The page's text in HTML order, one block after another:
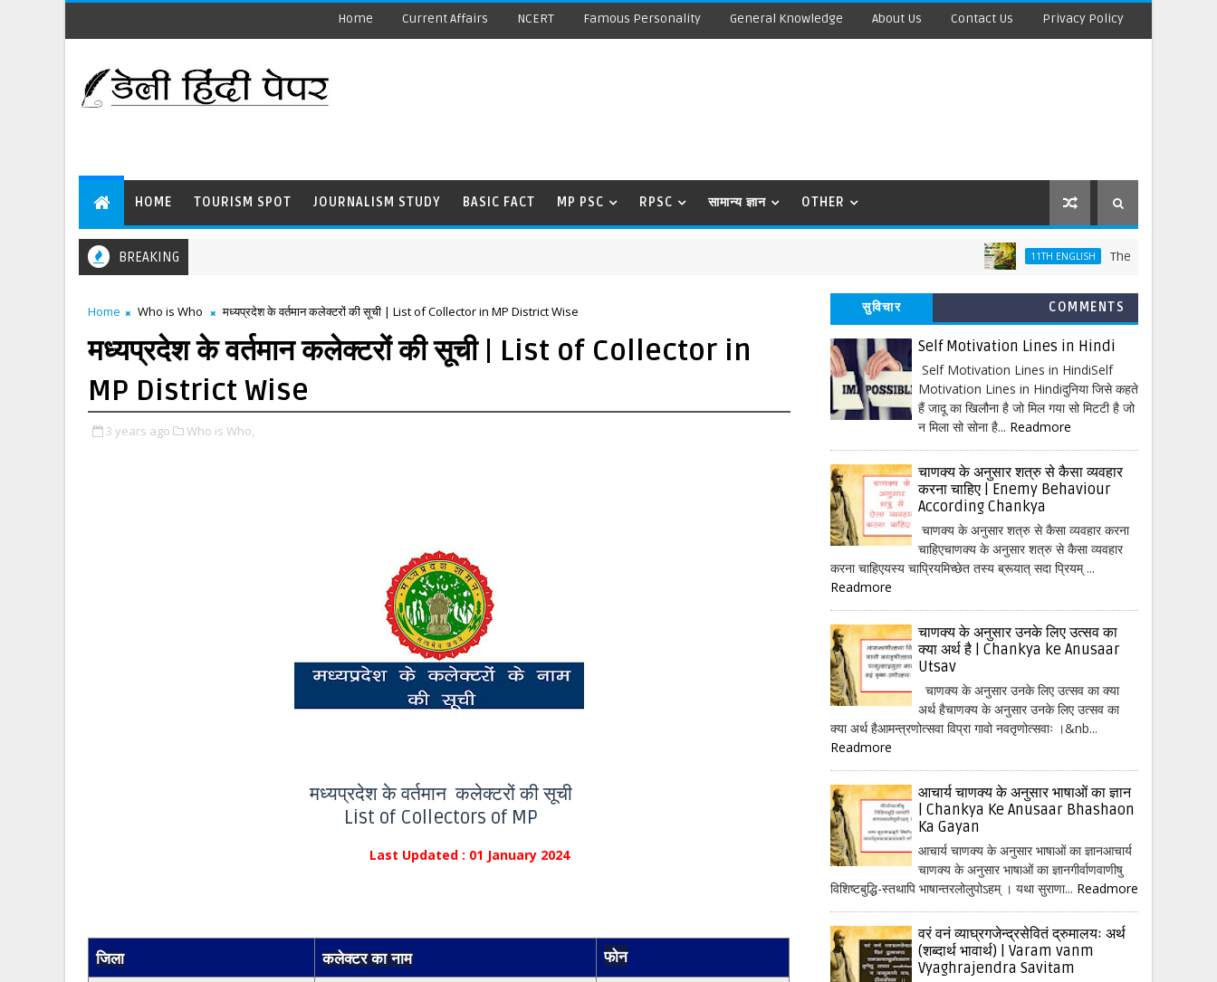
Home Current Affairs NCERT Famous Personality General Knowledge About Us Contact Us Privacy Policy
HOME TOURISM SPOT JOURNALISM STUDY BASIC FACT MP PSC RPSC सामान्य ज्ञान OTHER
BREAKING 11TH ENGLISH The Laburnum Top
Home Who is Who मध्यप्रदेश के वर्तमान कलेक्टरों की सूची | List of Collector in MP District Wise
मध्यप्रदेश के वर्तमान कलेक्टरों की सूची | List of Collector in
MP District Wise
3 years ago Who is Who,
मध्यप्रदेश के वर्तमान कलेक्टरों की सूची
List of Collectors of MP
Last Updated : 01 January 2024
जिला कलेक्टर का नाम
फोन
सुविचार COMMENTS
Self Motivation Lines in Hindi
Self Motivation Lines in HindiSelf
Motivation Lines in Hindiदुनिया जिसे कहते
हैं जादू का खिलौना है जो मिल गया सो मिटटी है जो
न मिला सो सोना है... Readmore
चाणक्य के अनुसार शत्रु से कैसा व्यवहार
करना चाहिए | Enemy Behaviour
According Chankya
चाणक्य के अनुसार शत्रु से कैसा व्यवहार करना
चाहिएचाणक्य के अनुसार शत्रु से कैसा व्यवहार
करना चाहिएयस्य चाप्रियमिच्छेत तस्य ब्रूयात् सदा प्रियम् ...
Readmore
चाणक्य के अनुसार उनके लिए उत्सव का
क्या अर्थ है | Chankya ke Anusaar
Utsav
चाणक्य के अनुसार उनके लिए उत्सव का क्या
अर्थ हैचाणक्य के अनुसार उनके लिए उत्सव का
क्या अर्थ हैआमन्त्रणोत्सवा विप्रा गावो नवतृणोत्सवाः ।&nb...
Readmore
आचार्य चाणक्य के अनुसार भाषाओं का ज्ञान
| Chankya Ke Anusaar Bhashaon
Ka Gayan
आचार्य चाणक्य के अनुसार भाषाओं का ज्ञानआचार्य
चाणक्य के अनुसार भाषाओं का ज्ञानगीर्वाणवाणीषु
विशिष्टबुद्धि-स्तथापि भाषान्तरलोलुपोऽहम् । यथा सुराणा... Readmore
वरं वनं व्याघ्रगजेन्द्रसेवितं द्रुमालयः अर्थ
(शब्दार्थ भावार्थ) | Varam vanm
Vyaghrajendra Savitam